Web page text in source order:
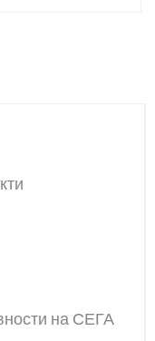
на СЕГА